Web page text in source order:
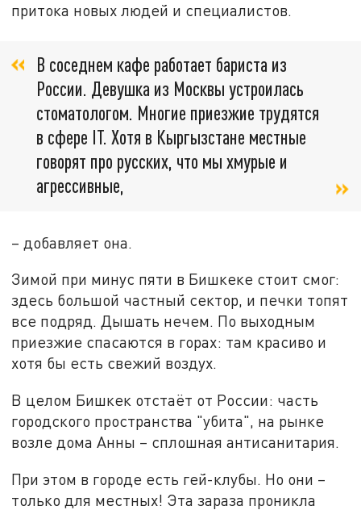
притока новых людей и специалистов.
В соседнем кафе работает бариста из
России. Девушка из Москвы устроилась
стоматологом. Многие приезжие трудятся
в сфере IT. Хотя в Кыргызстане местные
говорят про русских, что мы хмурые и
агрессивные,
– добавляет она.
Зимой при минус пяти в Бишкеке стоит смог:
здесь большой частный сектор, и печки топят
все подряд. Дышать нечем. По выходным
приезжие спасаются в горах: там красиво и
хотя бы есть свежий воздух.
В целом Бишкек отстаёт от России: часть
городского пространства "убита", на рынке
возле дома Анны – сплошная антисанитария.
При этом в городе есть гей-клубы. Но они –
только для местных! Эта зараза проникла